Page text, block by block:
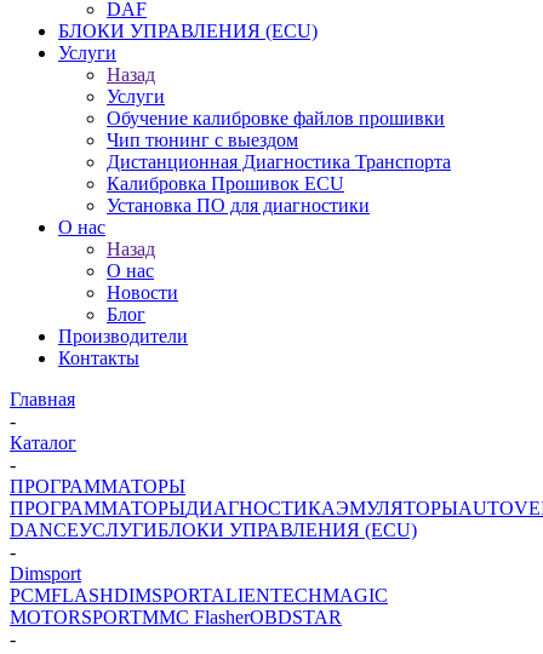
DAF
БЛОКИ УПРАВЛЕНИЯ (ECU)
Услуги
Назад
Услуги
Обучение калибровке файлов прошивки
Чип тюнинг с выездом
Дистанционная Диагностика Транспорта
Калибровка Прошивок ECU
Установка ПО для диагностики
О нас
Назад
О нас
Новости
Блог
Производители
Контакты
Главная
-
Каталог
-
ПРОГРАММАТОРЫ
ПРОГРАММАТОРЫДИАГНОСТИКАЭМУЛЯТОРЫ
DANCEУСЛУГИБЛОКИ УПРАВЛЕНИЯ (ECU)
-
Dimsport
PCMFLASHDIMSPORTALIENTECHMAGIC
MOTORSPORTMMC FlasherOBDSTAR
-